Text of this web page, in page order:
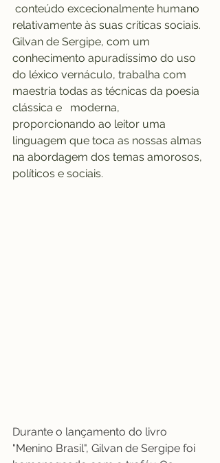
relativamente às suas críticas sociais.
Gilvan de Sergipe, com um
conhecimento apuradíssimo do uso
do léxico vernáculo, trabalha com
maestria todas as técnicas da poesia
clássica e   moderna,
proporcionando ao leitor uma
linguagem que toca as nossas almas
na abordagem dos temas amorosos,
políticos e sociais.
Durante o lançamento do livro
"Menino Brasil", Gilvan de Sergipe foi